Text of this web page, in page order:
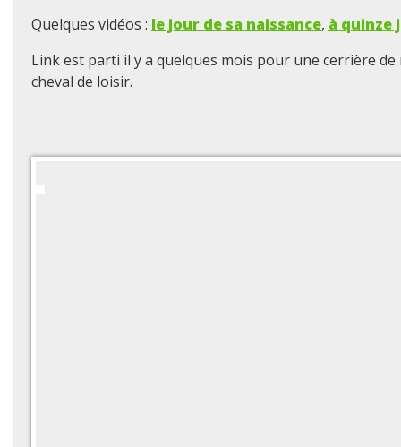
Quelques vidéos : le jour de sa naissance, à quinze
Link est parti il y a quelques mois pour une cerrière
cheval de loisir.